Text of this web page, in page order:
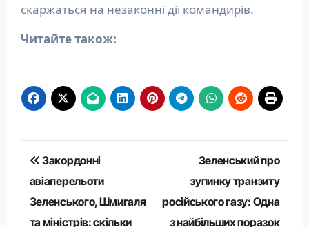
скаржаться на незаконні дії командирів.
Читайте також:
Навігація
записів
Закордонні
авіаперельоти
Зеленського, Шмигаля
та міністрів: скільки
Зеленський про
зупинку транзиту
російського газу: Одна
з найбільших поразок